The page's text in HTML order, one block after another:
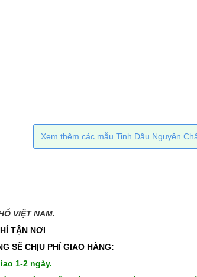
Xem thêm các mẫu Tinh Dầu Nguyên
VIỆT NAM.​​
TẬN NƠI
SẼ CHỊU PHÍ GIAO HÀNG:
1-2 ngày.